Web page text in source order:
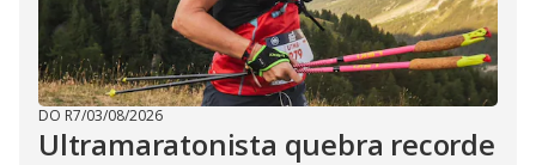
DO R7/03/08/2026
Ultramaratonista quebra recorde